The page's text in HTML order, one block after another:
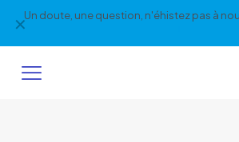
Un doute, une question, n'éhistez pas à
✕